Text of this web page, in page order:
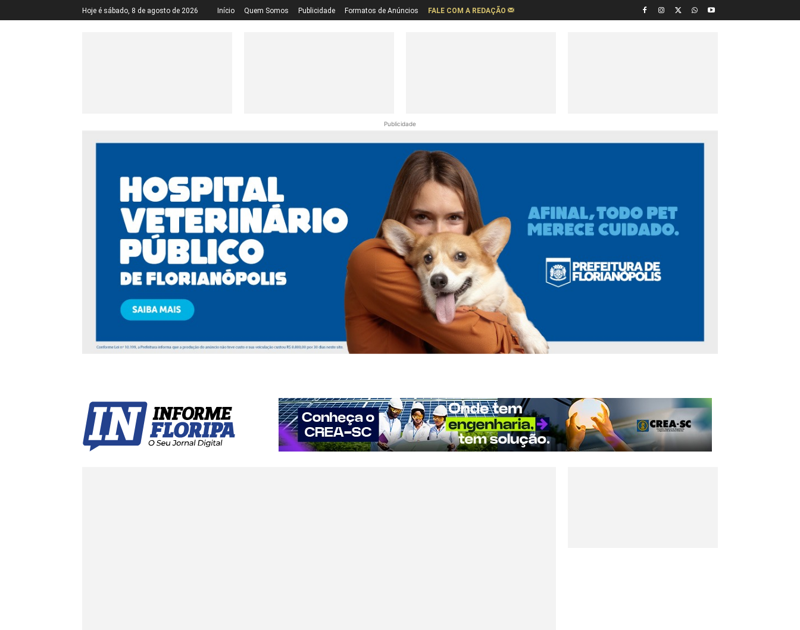
Hoje é sábado, 8 de agosto de 2026 Início Quem Somos Publicidade Formatos de Anúncios FALE COM A REDAÇÃO
Publicidade